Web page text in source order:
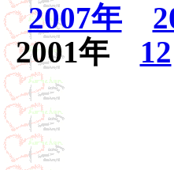
2007年
2001年 12